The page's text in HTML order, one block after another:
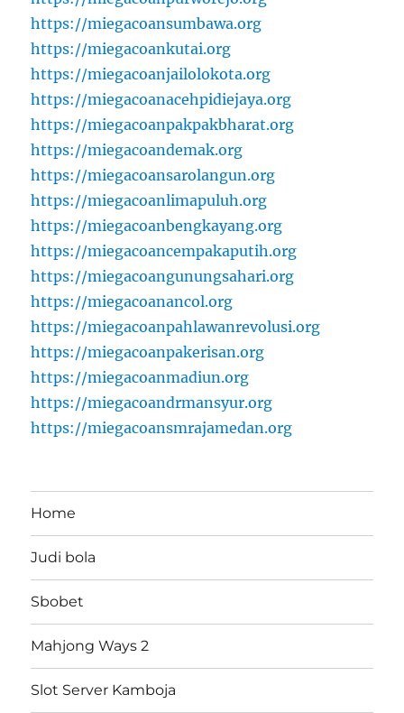
https://miegacoansumbawa.org
https://miegacoankutai.org
https://miegacoanjailolokota.org
https://miegacoanacehpidiejaya.org
https://miegacoanpakpakbharat.org
https://miegacoandemak.org
https://miegacoansarolangun.org
https://miegacoanlimapuluh.org
https://miegacoanbengkayang.org
https://miegacoancempakaputih.org
https://miegacoangunungsahari.org
https://miegacoanancol.org
https://miegacoanpahlawanrevolusi.org
https://miegacoanpakerisan.org
https://miegacoanmadiun.org
https://miegacoandrmansyur.org
https://miegacoansmrajamedan.org
Home
Judi bola
Sbobet
Mahjong Ways 2
Slot Server Kamboja